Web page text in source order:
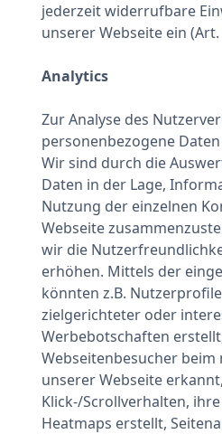
jederzeit widerrufbare
unserer Webseite ein (Art.
Analytics
Zur Analyse des
personenbezogene
Wir sind durch die
Daten in der Lage,
Nutzung der einzelnen
Webseite
wir die
erhöhen. Mittels der
könnten z.B.
zielgerichteter oder
Werbebotschaften
Webseitenbesucher beim
unserer Webseite
Klick-/Scrollverhalten,
Heatmaps erstellt,